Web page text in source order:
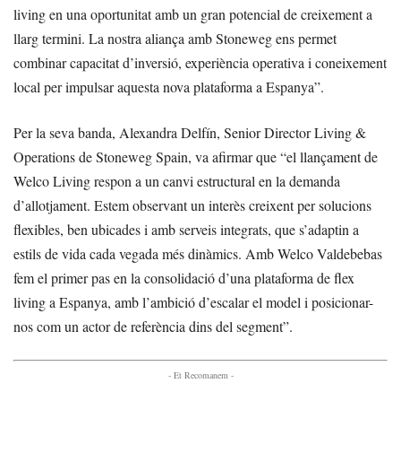
living en una oportunitat amb un gran potencial de creixement a
llarg termini. La nostra aliança amb Stoneweg ens permet
combinar capacitat d’inversió, experiència operativa i coneixement
local per impulsar aquesta nova plataforma a Espanya”.
Per la seva banda, Alexandra Delfín, Senior Director Living &
Operations de Stoneweg Spain, va afirmar que “el llançament de
Welco Living respon a un canvi estructural en la demanda
d’allotjament. Estem observant un interès creixent per solucions
flexibles, ben ubicades i amb serveis integrats, que s’adaptin a
estils de vida cada vegada més dinàmics. Amb Welco Valdebebas
fem el primer pas en la consolidació d’una plataforma de flex
living a Espanya, amb l’ambició d’escalar el model i posicionar-
nos com un actor de referència dins del segment”.
- Et Recomanem -